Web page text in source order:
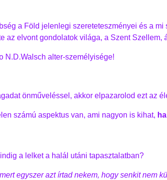
a Föld jelenlegi szereteteszményei és a
az elvont gondolatok világa, a Szent
N.D.Walsch alter-személyisége!
önműveléssel, akkor elpazarolod ezt az
számú aspektus van, ami nagyon is kihat,
a lelket a halál utáni tapasztalatban?
egyszer azt írtad nekem, hogy senkit nem